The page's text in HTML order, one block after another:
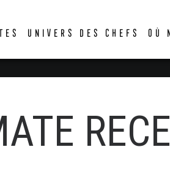
UNIVERS DES CHEFS OÙ